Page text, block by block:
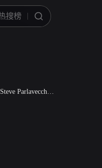
Steve Parlavecchio